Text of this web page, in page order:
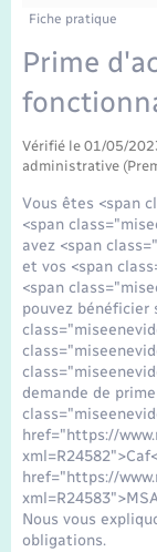
Mariage –
Parrainage
Recensement
Fiche pratique
Prime
Vérifié le 01/05/
administrative
Vous êtes <span
<span
avez <span
et vos <span
<span
pouvez bénéficier
demande de
href="https://
href="https://
Nous vous
obligations.